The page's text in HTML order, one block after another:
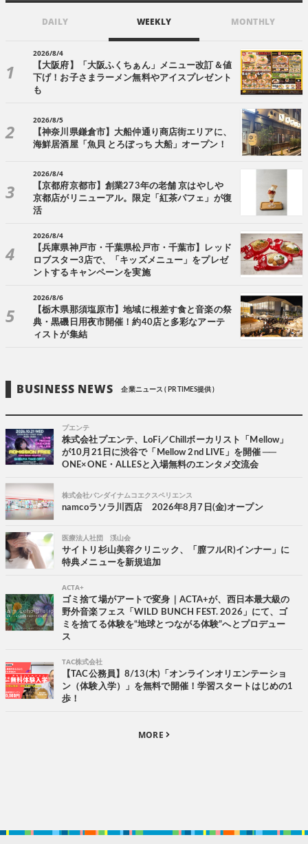
DAILY WEEKLY MONTHLY
2026/8/4
【大阪府】「大阪ふくちぁん」メニュー改訂＆値
下げ！お子さまラーメン無料やアイスプレゼント
も
2026/8/5
【神奈川県鎌倉市】大船仲通り商店街エリアに、
海鮮居酒屋「魚貝 とろぼっち 大船」オープン！
2026/8/4
【京都府京都市】創業273年の老舗 京はやしや
京都店がリニューアル。限定「紅茶パフェ」が復
活
2026/8/4
【兵庫県神戸市・千葉県松戸市・千葉市】レッド
ロブスター3店で、「キッズメニュー」をプレゼ
ントするキャンペーンを実施
2026/8/6
【栃木県那須塩原市】地域に根差す食と音楽の祭
典・黒磯日用夜市開催！約40店と多彩なアーテ
ィストが集結
BUSINESS NEWS 企業ニュース ( PR TIMES提供 )
プエンテ
株式会社プエンテ、LoFi／Chillボーカリスト「Mellow」
が10月21日に渋谷で「Mellow 2nd LIVE」を開催 ──
ONE×ONE・ALLESと入場無料のエンタメ交流会
株式会社バンダイナムコエクスペリエンス
namcoラソラ川西店 2026年8月7日(金)オープン
医療法人社団 渓山会
サイトリ杉山美容クリニック、「膣フル(R)インナー」に
特典メニューを新規追加
ACTA+
ゴミ捨て場がアートで変身｜ACTA+が、西日本最大級の
野外音楽フェス「WILD BUNCH FEST. 2026」にて、ゴ
ミを捨てる体験を“地球とつながる体験”へとプロデュー
ス
TAC株式会社
【TAC公務員】8/13(木)「オンラインオリエンテーショ
ン（体験入学）」を無料で開催！学習スタートはじめの1
歩！
MORE